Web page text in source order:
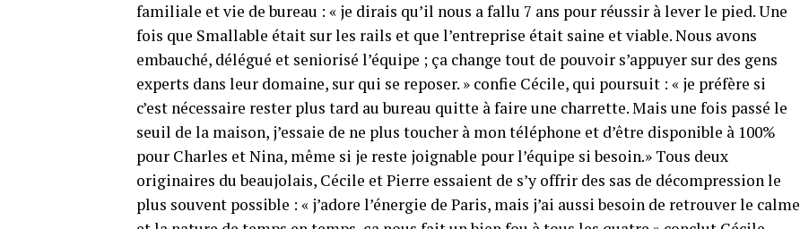
familiale et vie de bureau : « je dirais qu’il nous a fallu 7 ans pour réussir à lever le pied. Une
fois que Smallable était sur les rails et que l’entreprise était saine et viable. Nous avons
embauché, délégué et seniorisé l’équipe ; ça change tout de pouvoir s’appuyer sur des gens
experts dans leur domaine, sur qui se reposer. » confie Cécile, qui poursuit : « je préfère si
c’est nécessaire rester plus tard au bureau quitte à faire une charrette. Mais une fois passé le
seuil de la maison, j’essaie de ne plus toucher à mon téléphone et d’être disponible à 100%
pour Charles et Nina, même si je reste joignable pour l’équipe si besoin.» Tous deux
originaires du beaujolais, Cécile et Pierre essaient de s’y offrir des sas de décompression le
plus souvent possible : « j’adore l’énergie de Paris, mais j’ai aussi besoin de retrouver le calme